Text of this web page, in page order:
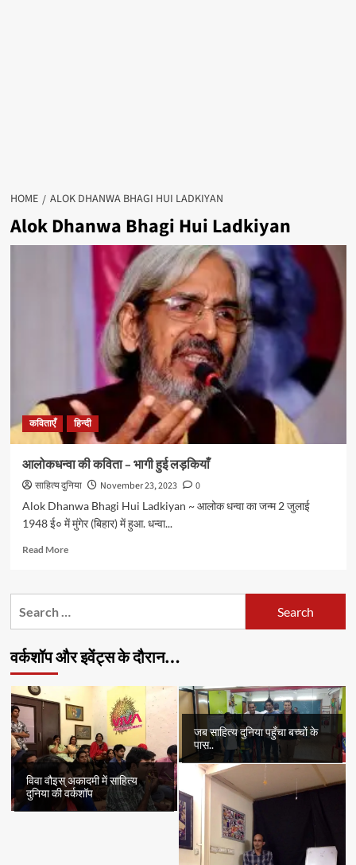
HOME ALOK DHANWA BHAGI HUI LADKIYAN
Alok Dhanwa Bhagi Hui Ladkiyan
कविताएँ हिन्दी
आलोकधन्वा की कविता – भागी हुई लड़कियाँ
साहित्य दुनिया November 23, 2023
0
Alok Dhanwa Bhagi Hui Ladkiyan ~ आलोक धन्वा का जन्म 2 जुलाई
1948 ई० में मुंगेर (बिहार) में हुआ. धन्वा...
Read MoreRead
आलोकधन्वा
भागी
लड़कियाँ
वर्कशॉप और इवेंट्स के दौरान…
विवा वौइस् अकादमी में साहित्य
दुनिया की वर्कशॉप
जब साहित्य दुनिया पहुँचा बच्चों के
पास..